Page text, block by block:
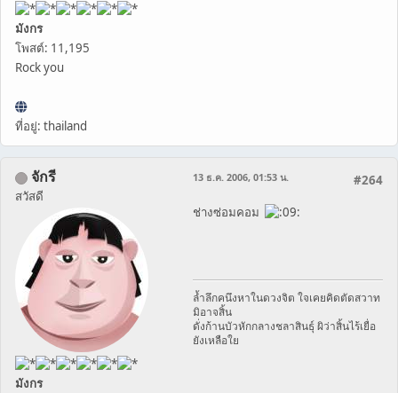
มังกร
โพสต์: 11,195
Rock you
ที่อยู่: thailand
จักรี
สวัสดี
มังกร
#264
13 ธ.ค. 2006, 01:53 น.
ช่างซ่อมคอม
ล้ำลึกคนึงหาในดวงจิต ใจเคยคิดตัดสวาท
มิอาจสิ้น
ดั่งก้านบัวหักกลางชลาสินธุ์ ผิว่าสิ้นไร้เยื่อ
ยังเหลือใย